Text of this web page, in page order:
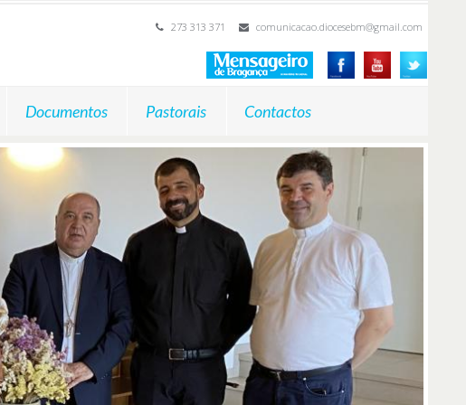
273 313 371 comunicacao.diocesebm@gmail.com
Documentos Pastorais Contactos